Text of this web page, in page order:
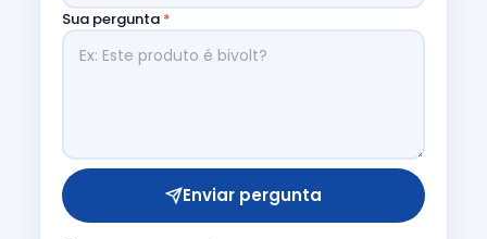
Sua pergunta *
Enviar pergunta